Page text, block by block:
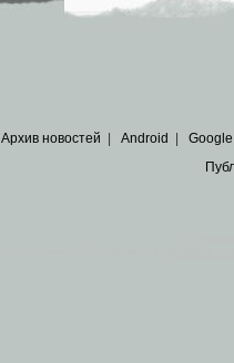
Архив новостей Android Google